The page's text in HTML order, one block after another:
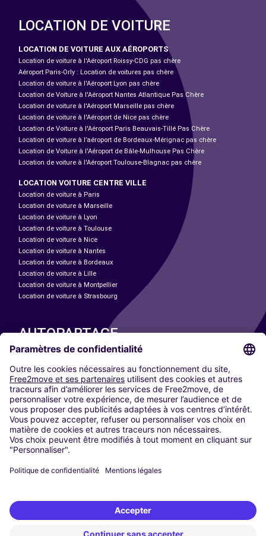
LOCATION DE VOITURE
LOCATION DE VOITURE AUX AÉROPORTS
Location de voiture à l'Aéroport Roissy-CDG pas chère
Aéroport Paris-Orly : Location de voitures pas chère
Location de voiture à l'Aéroport Lyon pas chère
Location de Voiture à l'Aéroport Nantes Atlantique Pas Chère
Location de voiture à l'Aéroport Marseille pas chère
Location de voiture à l'Aéroport de Nice pas chère
Location de Voiture à l'Aéroport Paris Beauvais-Tillé Pas Chère
Location de voiture à l’aéroport de Bordeaux-Mérignac pas chère
Location de Voiture à l'Aéroport de Bâle-Mulhouse Pas Chère
Location de voiture à l'Aéroport Toulouse-Blagnac pas chère
LOCATION VOITURE CENTRE VILLE
Location de voiture à Paris
Location de voiture à Marseille
Location de voiture à Lyon
Location de voiture à Toulouse
Location de voiture à Nice
Location de voiture à Nantes
Location de voiture à Bordeaux
Location de voiture à Lille
Location de voiture à Montpellier
Location de voiture à Strasbourg
AUTOPARTAGE
Paris
Madrid
Washington DC
Milan
Rome
Turin
Vienne
Berlin
Düsseldorf